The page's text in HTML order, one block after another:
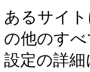
あるサイ
の他のす
設定の詳